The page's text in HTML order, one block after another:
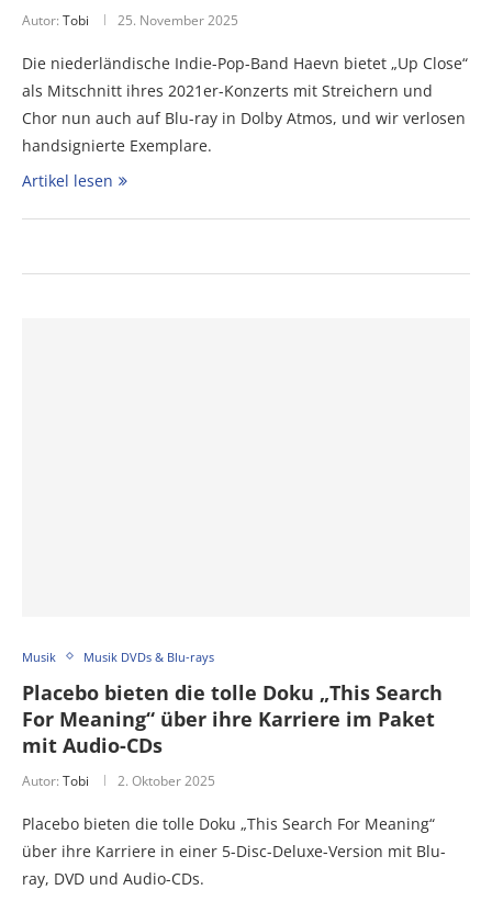
Autor: Tobi 25. November 2025
Die niederländische Indie-Pop-Band Haevn bietet „Up Close“
als Mitschnitt ihres 2021er-Konzerts mit Streichern und
Chor nun auch auf Blu-ray in Dolby Atmos, und wir verlosen
handsignierte Exemplare.
Artikel lesen
Musik Musik DVDs & Blu-rays
Placebo bieten die tolle Doku „This Search
For Meaning“ über ihre Karriere im Paket
mit Audio-CDs
Autor: Tobi 2. Oktober 2025
Placebo bieten die tolle Doku „This Search For Meaning“
über ihre Karriere in einer 5-Disc-Deluxe-Version mit Blu-
ray, DVD und Audio-CDs.